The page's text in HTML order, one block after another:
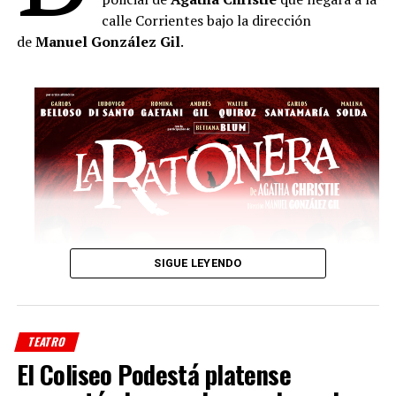
calle Corrientes bajo la dirección
deManuel González Gil.
SIGUE LEYENDO
TEATRO
El Coliseo Podestá platense